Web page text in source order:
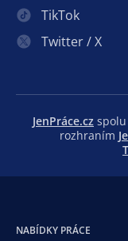
TikTok
Twitter / X
JenPráce.cz
rozhraním
NABÍDKY PRÁCE